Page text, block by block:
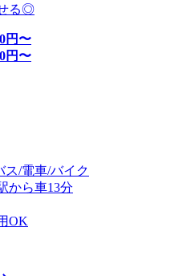
る◎
円〜
円〜
ス/電車/バイク
から車13分
OK